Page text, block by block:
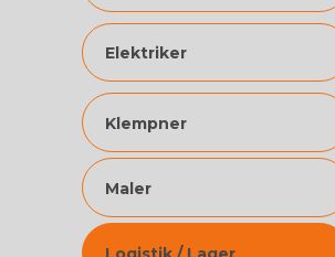
Elektriker
Klempner
Maler